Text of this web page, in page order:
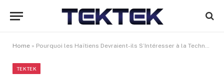
Home » Pourquoi les Haïtiens Devraient-ils S’Intéresser à la Technologie?
TEKTEK